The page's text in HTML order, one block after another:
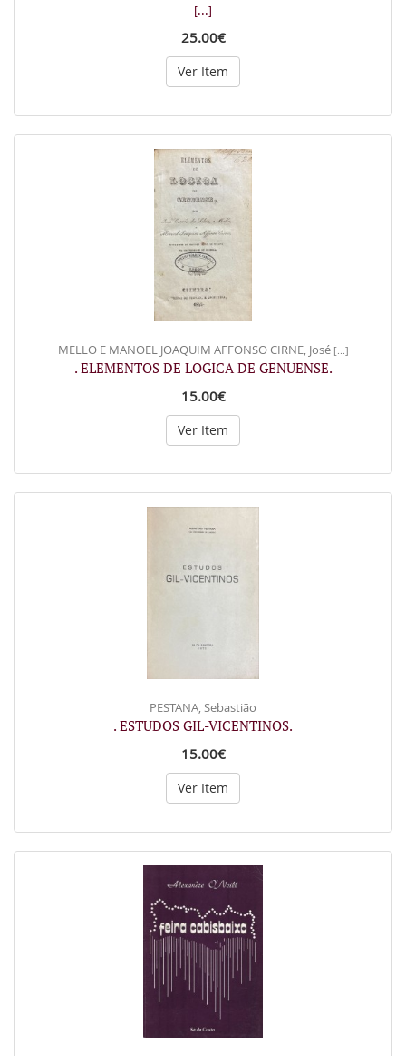
[...]
25.00€
Ver Item
MELLO E MANOEL JOAQUIM AFFONSO CIRNE, José [...]
. ELEMENTOS DE LOGICA DE GENUENSE.
15.00€
Ver Item
PESTANA, Sebastião
. ESTUDOS GIL-VICENTINOS.
15.00€
Ver Item